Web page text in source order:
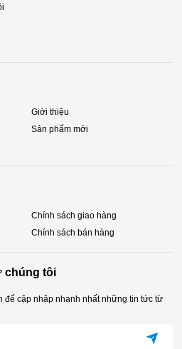
Giới thiệu
Sản phẩm mới
Chính sách giao hàng
Chính sách bán hàng
chúng tôi
để cập nhập nhanh nhất những tin tức từ